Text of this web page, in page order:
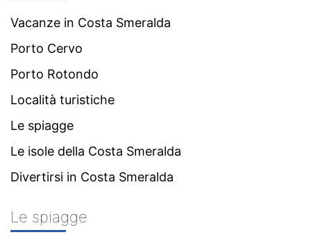
Vacanze in Costa Smeralda
Porto Cervo
Porto Rotondo
Località turistiche
Le spiagge
Le isole della Costa Smeralda
Divertirsi in Costa Smeralda
Le spiagge